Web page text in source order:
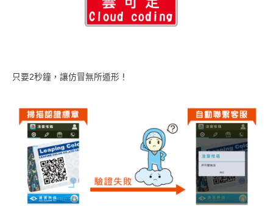
只要2秒鐘，讓仿冒無所遁形！